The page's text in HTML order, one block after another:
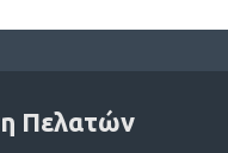
Πελατών